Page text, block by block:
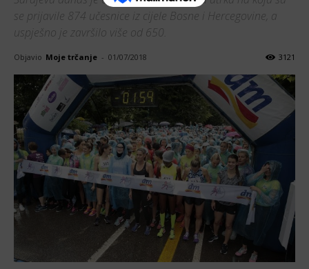
se prijavile 874 učesnice iz cijele Bosne i Hercegovine, a
uspješno je završilo više od 650.
Objavio Moje trčanje - 01/07/2018 3121